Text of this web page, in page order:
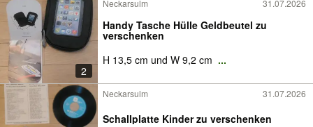
2
Neckarsulm 31.07.2026
Handy Tasche Hülle Geldbeutel zu
verschenken
H 13,5 cm und W 9,2 cm ...
Neckarsulm 31.07.2026
Schallplatte Kinder zu verschenken